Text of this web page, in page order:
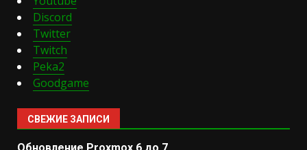
Discord
Twitter
Twitch
Peka2
Goodgame
СВЕЖИЕ ЗАПИСИ